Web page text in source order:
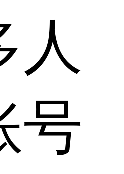
人
号